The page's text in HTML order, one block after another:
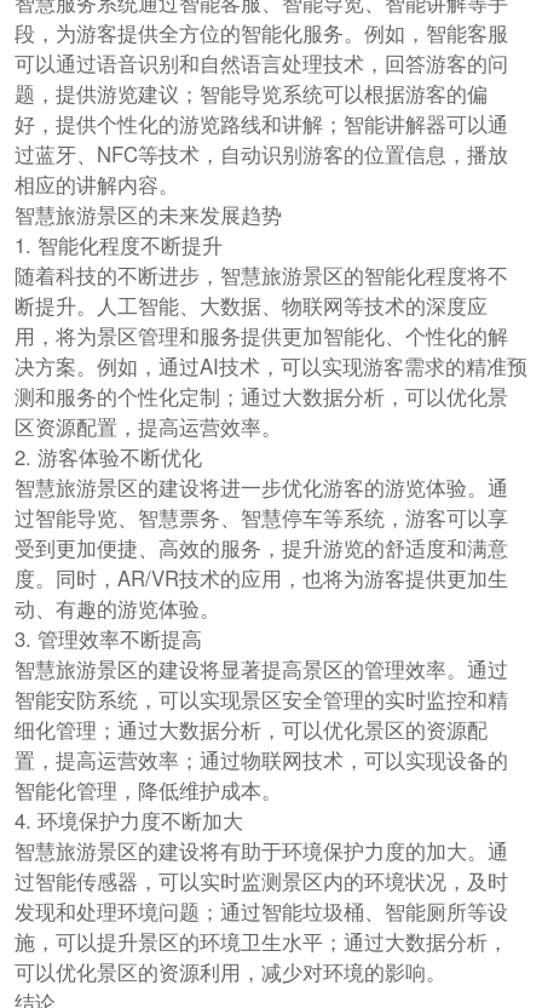
段，为游客提供全方位的智能化服务。例如，智能客服
可以通过语音识别和自然语言处理技术，回答游客的问
题，提供游览建议；智能导览系统可以根据游客的偏
好，提供个性化的游览路线和讲解；智能讲解器可以通
过蓝牙、NFC等技术，自动识别游客的位置信息，播放
相应的讲解内容。
智慧旅游景区的未来发展趋势
1. 智能化程度不断提升
随着科技的不断进步，智慧旅游景区的智能化程度将不
断提升。人工智能、大数据、物联网等技术的深度应
用，将为景区管理和服务提供更加智能化、个性化的解
决方案。例如，通过AI技术，可以实现游客需求的精准预
测和服务的个性化定制；通过大数据分析，可以优化景
区资源配置，提高运营效率。
2. 游客体验不断优化
智慧旅游景区的建设将进一步优化游客的游览体验。通
过智能导览、智慧票务、智慧停车等系统，游客可以享
受到更加便捷、高效的服务，提升游览的舒适度和满意
度。同时，AR/VR技术的应用，也将为游客提供更加生
动、有趣的游览体验。
3. 管理效率不断提高
智慧旅游景区的建设将显著提高景区的管理效率。通过
智能安防系统，可以实现景区安全管理的实时监控和精
细化管理；通过大数据分析，可以优化景区的资源配
置，提高运营效率；通过物联网技术，可以实现设备的
智能化管理，降低维护成本。
4. 环境保护力度不断加大
智慧旅游景区的建设将有助于环境保护力度的加大。通
过智能传感器，可以实时监测景区内的环境状况，及时
发现和处理环境问题；通过智能垃圾桶、智能厕所等设
施，可以提升景区的环境卫生水平；通过大数据分析，
可以优化景区的资源利用，减少对环境的影响。
结论